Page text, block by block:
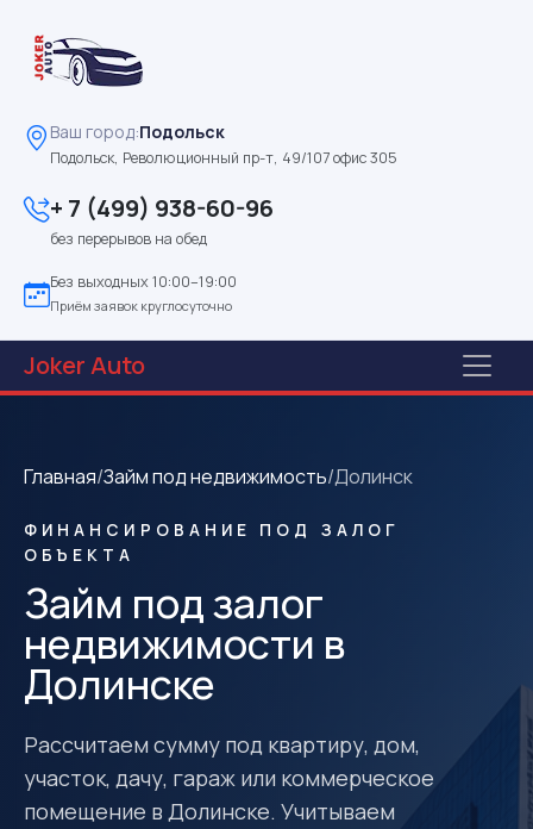
Ваш город:Подольск
Подольск, Революционный пр-т, 49/107 офис 305
+ 7 (499) 938-60-96
без перерывов на обед
Без выходных 10:00–19:00
Приём заявок круглосуточно
JokerAuto
Главная/Займ под недвижимость/Долинск
ФИНАНСИРОВАНИЕ ПОД ЗАЛОГ
ОБЪЕКТА
Займ под залог
недвижимости в
Долинске
Рассчитаем сумму под квартиру, дом,
участок, дачу, гараж или коммерческое
помещение в Долинске. Учитываем